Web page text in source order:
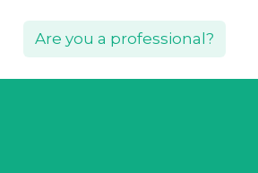
Are you a professional?